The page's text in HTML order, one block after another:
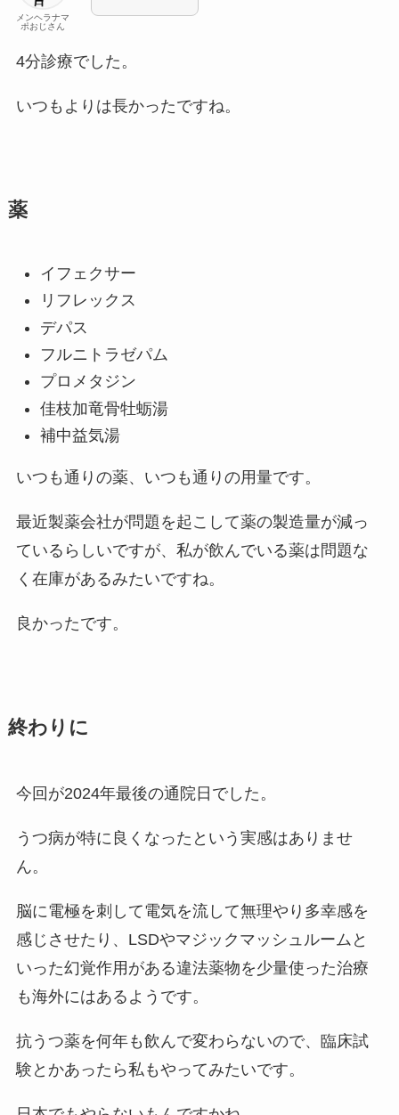
メンヘラナマ
ポおじさん
4分診療でした。
いつもよりは長かったですね。
薬
イフェクサー
リフレックス
デパス
フルニトラゼパム
プロメタジン
佳枝加竜骨牡蛎湯
補中益気湯
いつも通りの薬、いつも通りの用量です。
最近製薬会社が問題を起こして薬の製造量が減っ
ているらしいですが、私が飲んでいる薬は問題な
く在庫があるみたいですね。
良かったです。
終わりに
今回が2024年最後の通院日でした。
うつ病が特に良くなったという実感はありませ
ん。
脳に電極を刺して電気を流して無理やり多幸感を
感じさせたり、LSDやマジックマッシュルームと
いった幻覚作用がある違法薬物を少量使った治療
も海外にはあるようです。
抗うつ薬を何年も飲んで変わらないので、臨床試
験とかあったら私もやってみたいです。